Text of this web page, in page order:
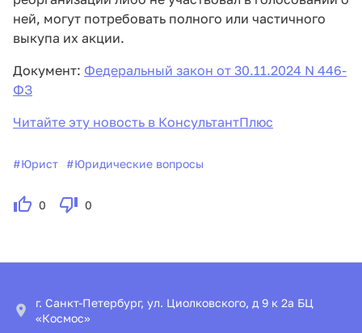
ней, могут потребовать полного или частичного
выкупа их акции.
Документ: Федеральный закон от 30.11.2024 N 446-
ФЗ
Читайте эту новость в КонсультантПлюс
#Юрист #Юридические вопросы
0 0
г. Санкт-Петербург, ул. Циолковского, д 9 к 2а БЦ
«Космос»